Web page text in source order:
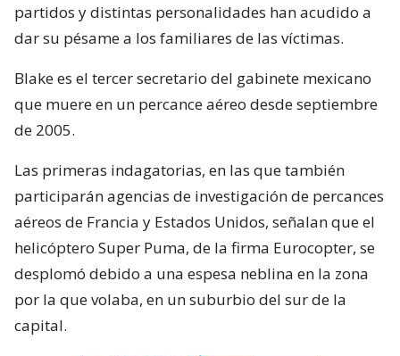
partidos y distintas personalidades han acudido a
dar su pésame a los familiares de las víctimas.
Blake es el tercer secretario del gabinete mexicano
que muere en un percance aéreo desde septiembre
de 2005.
Las primeras indagatorias, en las que también
participarán agencias de investigación de percances
aéreos de Francia y Estados Unidos, señalan que el
helicóptero Super Puma, de la firma Eurocopter, se
desplomó debido a una espesa neblina en la zona
por la que volaba, en un suburbio del sur de la
capital.